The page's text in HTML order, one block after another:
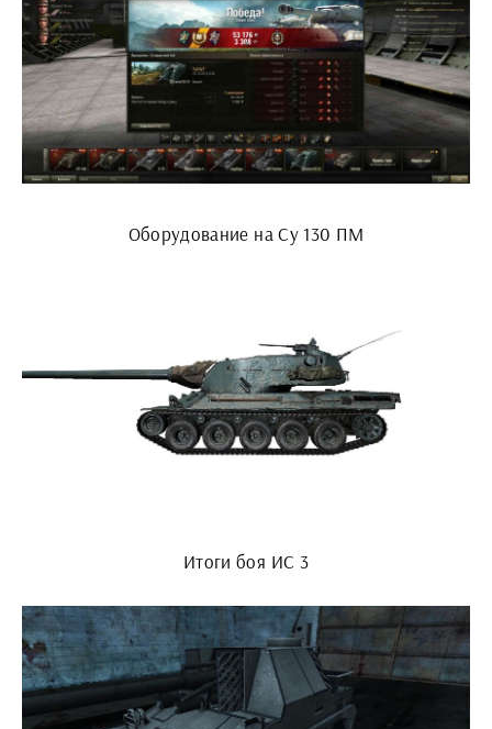
Оборудование на Су 130 ПМ
Итоги боя ИС 3